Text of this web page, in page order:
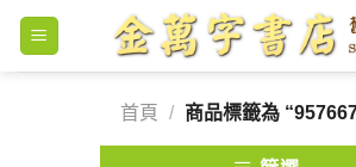
Skip
content
首頁
/ 商品標籤為